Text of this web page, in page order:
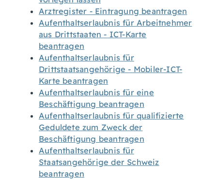
Arztregister - Eintragung beantragen
Aufenthaltserlaubnis für Arbeitnehmer
aus Drittstaaten - ICT-Karte
beantragen
Aufenthaltserlaubnis für
Drittstaatsangehörige - Mobiler-ICT-
Karte beantragen
Aufenthaltserlaubnis für eine
Beschäftigung beantragen
Aufenthaltserlaubnis für qualifizierte
Geduldete zum Zweck der
Beschäftigung beantragen
Aufenthaltserlaubnis für
Staatsangehörige der Schweiz
beantragen